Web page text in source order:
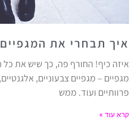
איך תבחרי את
איזה כיף! החורף פה, כך שיש את כל
מגפיים – מגפיים צבעוניים,
פרוותיים ועוד. ממש
קרא עוד »